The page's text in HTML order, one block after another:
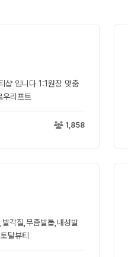
샵 입니다 1:1원장 맞춤
리프트
1,858
각질,무좀발톱,내성발
탈뷰티